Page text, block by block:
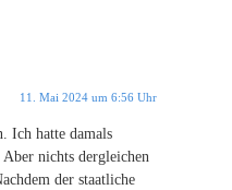
11. Mai 2024 um 6:56 Uhr
Ich hatte damals
nichts dergleichen
der staatliche